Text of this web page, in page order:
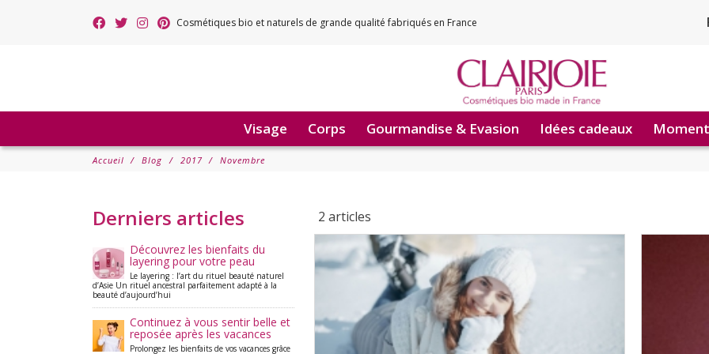
Cosmétiques bio et naturels de grande qualité fabriqués en France
Visage Corps Gourmandise & Evasion Idées cadeaux
Accueil Blog 2017 Novembre
Derniers articles
Découvrez les bienfaits du
layering pour votre peau
Le layering : l’art du rituel beauté naturel
d’Asie Un rituel ancestral parfaitement adapté à la
beauté d’aujourd’hui
Continuez à vous sentir belle et
reposée après les vacances
Prolongez les bienfaits de vos vacances grâce
2 articles